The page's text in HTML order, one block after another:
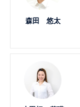
森田 悠太